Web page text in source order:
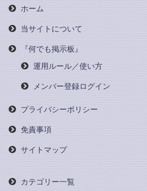
ホーム
当サイトについて
『何でも掲示板』
運用ルール／使い方
メンバー登録ログイン
プライバシーポリシー
免責事項
サイトマップ
カテゴリー一覧